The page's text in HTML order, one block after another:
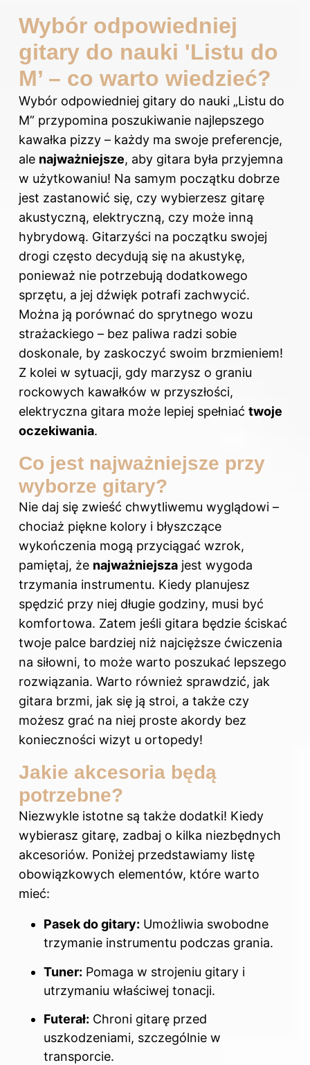
Wybór odpowiedniej
gitary do nauki 'Listu do
M’ – co warto wiedzieć?
Wybór odpowiedniej gitary do nauki „Listu do
M” przypomina poszukiwanie najlepszego
kawałka pizzy – każdy ma swoje preferencje,
ale najważniejsze, aby gitara była przyjemna
w użytkowaniu! Na samym początku dobrze
jest zastanowić się, czy wybierzesz gitarę
akustyczną, elektryczną, czy może inną
hybrydową. Gitarzyści na początku swojej
drogi często decydują się na akustykę,
ponieważ nie potrzebują dodatkowego
sprzętu, a jej dźwięk potrafi zachwycić.
Można ją porównać do sprytnego wozu
strażackiego – bez paliwa radzi sobie
doskonale, by zaskoczyć swoim brzmieniem!
Z kolei w sytuacji, gdy marzysz o graniu
rockowych kawałków w przyszłości,
elektryczna gitara może lepiej spełniać twoje
oczekiwania.
Co jest najważniejsze przy
wyborze gitary?
Nie daj się zwieść chwytliwemu wyglądowi –
chociaż piękne kolory i błyszczące
wykończenia mogą przyciągać wzrok,
pamiętaj, że najważniejsza jest wygoda
trzymania instrumentu. Kiedy planujesz
spędzić przy niej długie godziny, musi być
komfortowa. Zatem jeśli gitara będzie ściskać
twoje palce bardziej niż najcięższe ćwiczenia
na siłowni, to może warto poszukać lepszego
rozwiązania. Warto również sprawdzić, jak
gitara brzmi, jak się ją stroi, a także czy
możesz grać na niej proste akordy bez
konieczności wizyt u ortopedy!
Jakie akcesoria będą
potrzebne?
Niezwykle istotne są także dodatki! Kiedy
wybierasz gitarę, zadbaj o kilka niezbędnych
akcesoriów. Poniżej przedstawiamy listę
obowiązkowych elementów, które warto
mieć:
Pasek do gitary: Umożliwia swobodne
trzymanie instrumentu podczas grania.
Tuner: Pomaga w strojeniu gitary i
utrzymaniu właściwej tonacji.
Futerał: Chroni gitarę przed
uszkodzeniami, szczególnie w
transporcie.